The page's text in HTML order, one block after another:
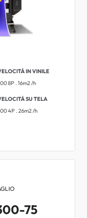
IN VINILE
8P . 16m2 /h
SU TELA
4P . 26m2 /h
75